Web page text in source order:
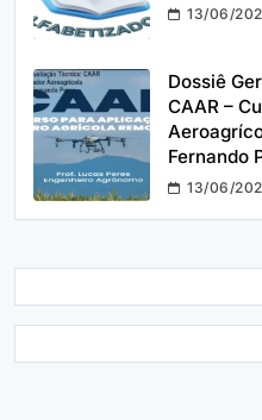
13/06/
Dossiê
CAAR –
Fernando
13/06/